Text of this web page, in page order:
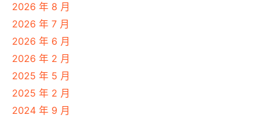
2026 年 8 月
2026 年 7 月
2026 年 6 月
2026 年 2 月
2025 年 5 月
2025 年 2 月
2024 年 9 月